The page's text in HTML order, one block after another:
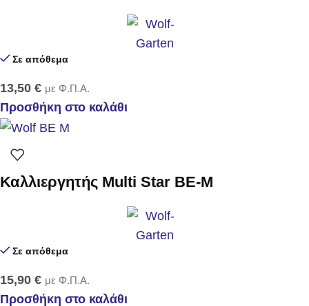
Σε απόθεμα
13,50 € με Φ.Π.Α.
Προσθήκη στο καλάθι
Καλλιεργητής Multi Star BE-M
Σε απόθεμα
15,90 € με Φ.Π.Α.
Προσθήκη στο καλάθι